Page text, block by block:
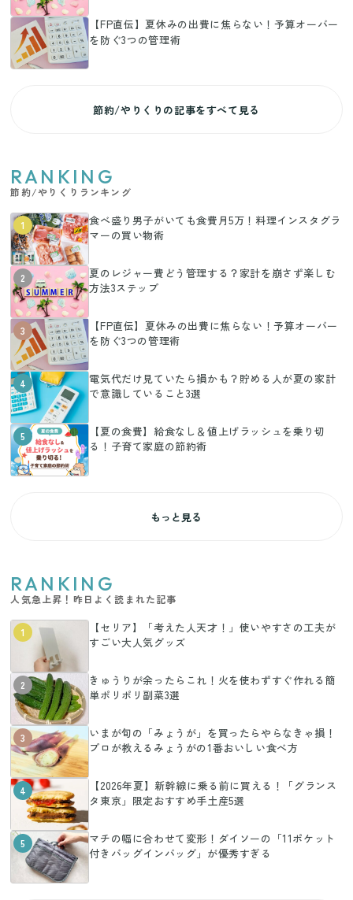
【FP直伝】夏休みの出費に焦らない！予算オーバー
を防ぐ3つの管理術
節約/やりくりの記事をすべて見る
RANKING
節約/やりくりランキング
1
食べ盛り男子がいても食費月5万！料理インスタグラ
マーの買い物術
2
夏のレジャー費どう管理する？家計を崩さず楽しむ
方法3ステップ
3
【FP直伝】夏休みの出費に焦らない！予算オーバー
を防ぐ3つの管理術
4
電気代だけ見ていたら損かも？貯める人が夏の家計
で意識していること3選
5
【夏の食費】給食なし＆値上げラッシュを乗り切
る！子育て家庭の節約術
もっと見る
RANKING
人気急上昇！昨日よく読まれた記事
1
【セリア】「考えた人天才！」使いやすさの工夫が
すごい大人気グッズ
2
きゅうりが余ったらこれ！火を使わずすぐ作れる簡
単ポリポリ副菜3選
3
いまが旬の「みょうが」を買ったらやらなきゃ損！
プロが教えるみょうがの1番おいしい食べ方
4
【2026年夏】新幹線に乗る前に買える！「グランス
タ東京」限定おすすめ手土産5選
5
マチの幅に合わせて変形！ダイソーの「11ポケット
付きバッグインバッグ」が優秀すぎる